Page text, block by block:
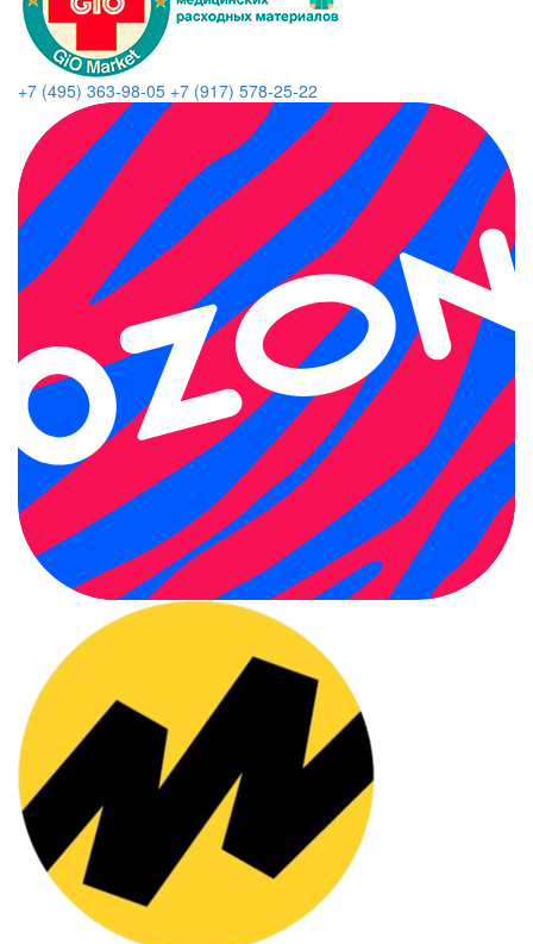
+7 (495) 363-98-05 +7 (917) 578-25-22